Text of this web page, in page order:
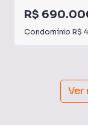
R$
Condomínio R$
Ver